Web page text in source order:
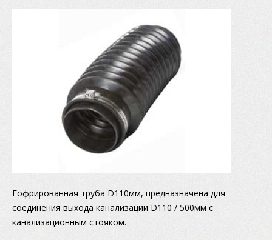
Гофрированная труба D110мм, предназначена для
соединения выхода канализации D110 / 500мм с
канализационным стояком.